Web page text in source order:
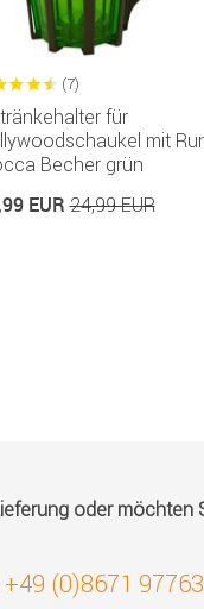
(7)
für
mit
Becher grün
EUR24,99 EUR
oder möchten
(0)8671